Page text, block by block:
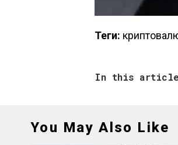
Теги:
In this
You May Also Like